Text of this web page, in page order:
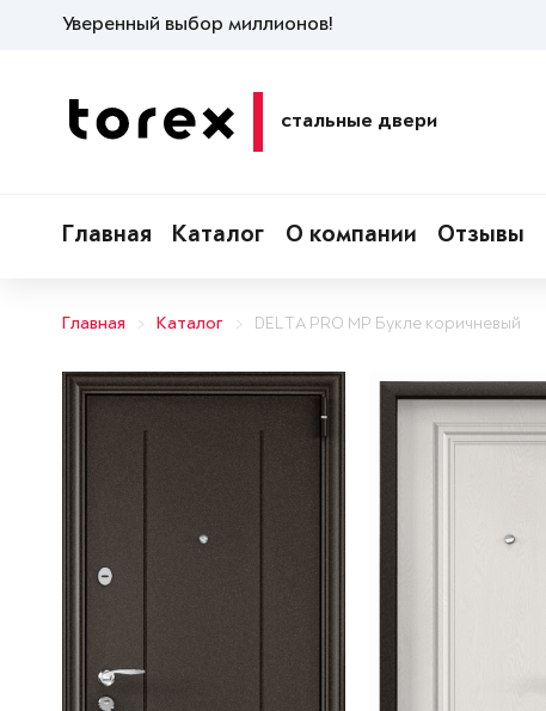
Уверенный выбор миллионов!
стальные двери
Главная Каталог О компании Отзывы
Главная Каталог DELTA PRO MP Букле коричневый